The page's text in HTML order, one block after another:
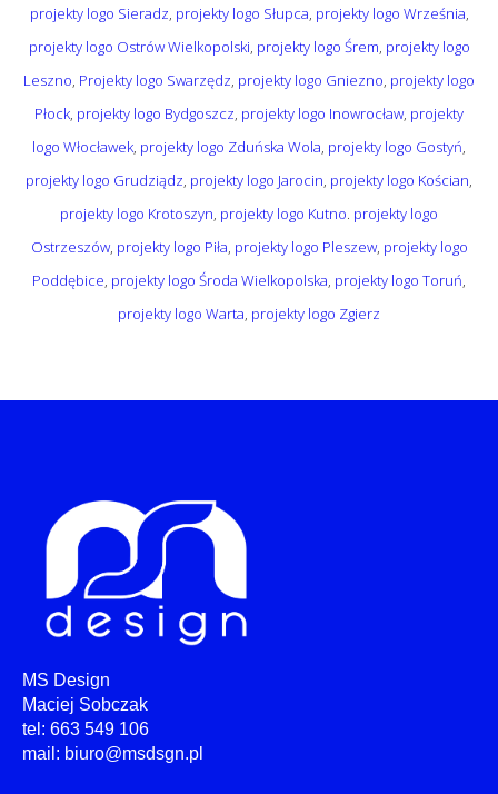
projekty logo Sieradz, projekty logo Słupca, projekty logo Września,
projekty logo Ostrów Wielkopolski, projekty logo Śrem, projekty logo
Leszno, Projekty logo Swarzędz, projekty logo Gniezno, projekty logo
Płock, projekty logo Bydgoszcz, projekty logo Inowrocław, projekty
logo Włocławek, projekty logo Zduńska Wola, projekty logo Gostyń,
projekty logo Grudziądz, projekty logo Jarocin, projekty logo Kościan,
projekty logo Krotoszyn, projekty logo Kutno. projekty logo
Ostrzeszów, projekty logo Piła, projekty logo Pleszew, projekty logo
Poddębice, projekty logo Środa Wielkopolska, projekty logo Toruń,
projekty logo Warta, projekty logo Zgierz
MS Design
Maciej Sobczak
tel: 663 549 106
mail: biuro@msdsgn.pl